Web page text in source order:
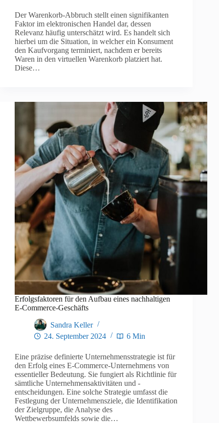
Der Warenkorb-Abbruch stellt einen signifikanten
Faktor im elektronischen Handel dar, dessen
Relevanz häufig unterschätzt wird. Es handelt sich
hierbei um die Situation, in welcher ein Konsument
den Kaufvorgang terminiert, nachdem er bereits
Waren in den virtuellen Warenkorb platziert hat.
Diese…
Erfolgsfaktoren für den Aufbau eines nachhaltigen
E-Commerce-Geschäfts
Sandra Keller
24. September 2024
6 Min
Eine präzise definierte Unternehmensstrategie ist für
den Erfolg eines E-Commerce-Unternehmens von
essentieller Bedeutung. Sie fungiert als Richtlinie für
sämtliche Unternehmensaktivitäten und -
entscheidungen. Eine solche Strategie umfasst die
Festlegung der Unternehmensziele, die Identifikation
der Zielgruppe, die Analyse des
Wettbewerbsumfelds sowie die…